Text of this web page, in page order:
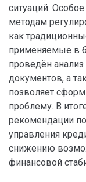
ситуаций.
методам
как
применяемые в
проведён
документов, а
позволяет
проблему. В
рекомендации
управления
снижению
финансовой